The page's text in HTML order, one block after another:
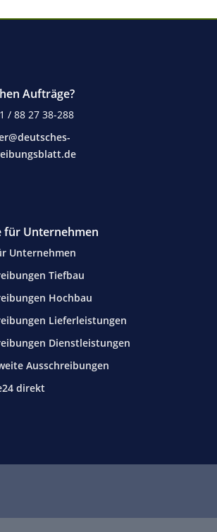
Aufträge?
/ 88 27 38-288
für Unternehmen
Unternehmen
Tiefbau
Hochbau
Lieferleistungen
Dienstleistungen
Ausschreibungen
direkt